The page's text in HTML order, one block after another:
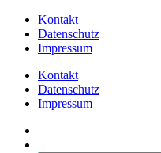
Kontakt
Datenschutz
Impressum
Kontakt
Datenschutz
Impressum